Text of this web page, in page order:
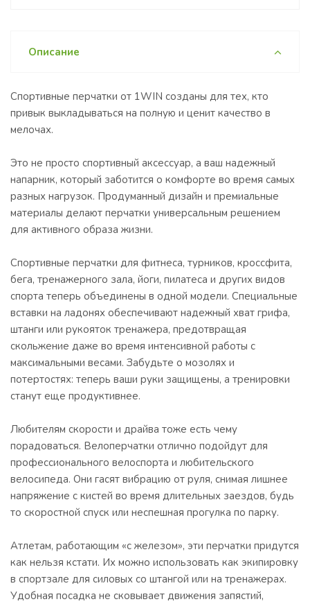
Описание
Спортивные перчатки от 1WIN созданы для тех, кто
привык выкладываться на полную и ценит качество в
мелочах.
Это не просто спортивный аксессуар, а ваш надежный
напарник, который заботится о комфорте во время самых
разных нагрузок. Продуманный дизайн и премиальные
материалы делают перчатки универсальным решением
для активного образа жизни.
Спортивные перчатки для фитнеса, турников, кроссфита,
бега, тренажерного зала, йоги, пилатеса и других видов
спорта теперь объединены в одной модели. Специальные
вставки на ладонях обеспечивают надежный хват грифа,
штанги или рукояток тренажера, предотвращая
скольжение даже во время интенсивной работы с
максимальными весами. Забудьте о мозолях и
потертостях: теперь ваши руки защищены, а тренировки
станут еще продуктивнее.
Любителям скорости и драйва тоже есть чему
порадоваться. Велоперчатки отлично подойдут для
профессионального велоспорта и любительского
велосипеда. Они гасят вибрацию от руля, снимая лишнее
напряжение с кистей во время длительных заездов, будь
то скоростной спуск или неспешная прогулка по парку.
Атлетам, работающим «с железом», эти перчатки придутся
как нельзя кстати. Их можно использовать как экипировку
в спортзале для силовых со штангой или на тренажерах.
Удобная посадка не сковывает движения запястий,